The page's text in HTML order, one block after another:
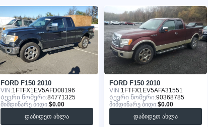
FORD F150 2010
VIN:1FTFX1EV5AFD08196
Ბევრი ნომერი:84771325
მიმდინარე ბიდი:$0.00
დაბიდეთ ახლა
FORD F150 2010
VIN:1FTFX1EV5AFA31551
Ბევრი ნომერი:90368785
მიმდინარე ბიდი:$0.00
დაბიდეთ ახლა